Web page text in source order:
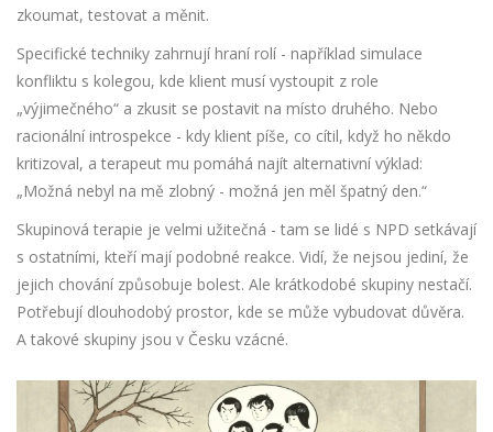
zkoumat, testovat a měnit.
Specifické techniky zahrnují hraní rolí - například simulace
konfliktu s kolegou, kde klient musí vystoupit z role
„výjimečného“ a zkusit se postavit na místo druhého. Nebo
racionální introspekce - kdy klient píše, co cítil, když ho někdo
kritizoval, a terapeut mu pomáhá najít alternativní výklad:
„Možná nebyl na mě zlobný - možná jen měl špatný den.“
Skupinová terapie je velmi užitečná - tam se lidé s NPD setkávají
s ostatními, kteří mají podobné reakce. Vidí, že nejsou jediní, že
jejich chování způsobuje bolest. Ale krátkodobé skupiny nestačí.
Potřebují dlouhodobý prostor, kde se může vybudovat důvěra.
A takové skupiny jsou v Česku vzácné.